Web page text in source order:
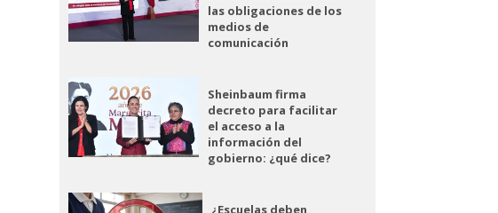
las obligaciones de los
medios de
comunicación
Sheinbaum firma
decreto para facilitar
el acceso a la
información del
gobierno: ¿qué dice?
¿Escuelas deben